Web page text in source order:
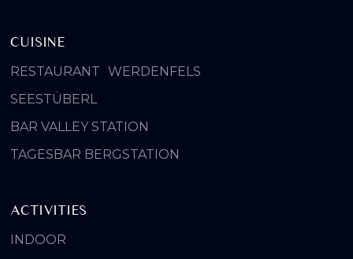
CUISINE
RESTAURANT WERDENFELS
SEESTÜBERL
BAR VALLEY STATION
TAGESBAR BERGSTATION
ACTIVITIES
INDOOR